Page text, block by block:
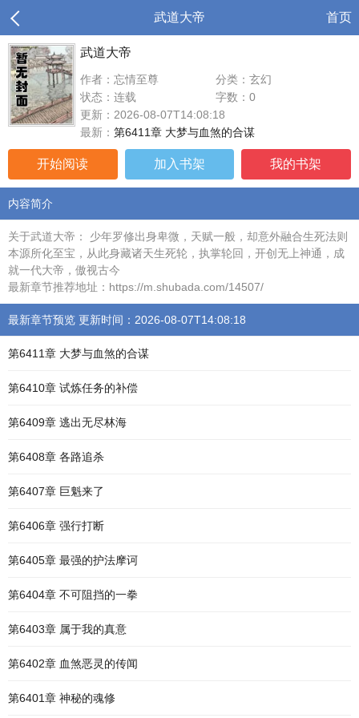
武道大帝 首页
武道大帝
作者：忘情至尊
分类：玄幻
状态：连载
字数：0
更新：2026-08-07T14:08:18
最新： 第6411章 大梦与血煞的合谋
开始阅读 加入书架 我的书架
内容简介
关于武道大帝： 少年罗修出身卑微，天赋一般，却意外融合生死法则
本源所化至宝，从此身藏诸天生死轮，执掌轮回，开创无上神通，成
就一代大帝，傲视古今
最新章节推荐地址：https://m.shubada.com/14507/
最新章节预览 更新时间：2026-08-07T14:08:18
第6411章 大梦与血煞的合谋
第6410章 试炼任务的补偿
第6409章 逃出无尽林海
第6408章 各路追杀
第6407章 巨魁来了
第6406章 强行打断
第6405章 最强的护法摩诃
第6404章 不可阻挡的一拳
第6403章 属于我的真意
第6402章 血煞恶灵的传闻
第6401章 神秘的魂修